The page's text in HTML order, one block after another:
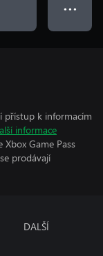
● ● ●
přístup k informacím
informace
Game Pass
prodávají
DALŠÍ